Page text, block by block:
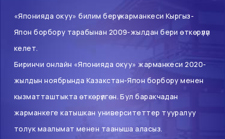
«Японияда окуу» билим берүү жарманкеси Кыргыз-
Япон борбору тарабынан 2009-жылдан бери өткөрүлүп
келет.
Биринчи онлайн «Японияда окуу» жарманкеси 2020-
жылдын ноябрында Казакстан-Япон борбору менен
кызматташтыкта өткөрүлгөн. Бул баракчадан
жарманкеге катышкан университеттер тууралуу
толук маалымат менен тааныша аласыз.